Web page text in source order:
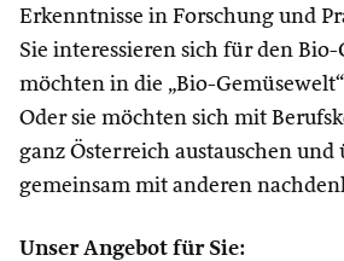
Erkenntnisse in Forschung und
Sie interessieren sich für den Bio-
möchten in die „Bio-
Oder sie möchten sich mit
ganz Österreich austauschen
gemeinsam mit anderen
Unser Angebot für Sie: